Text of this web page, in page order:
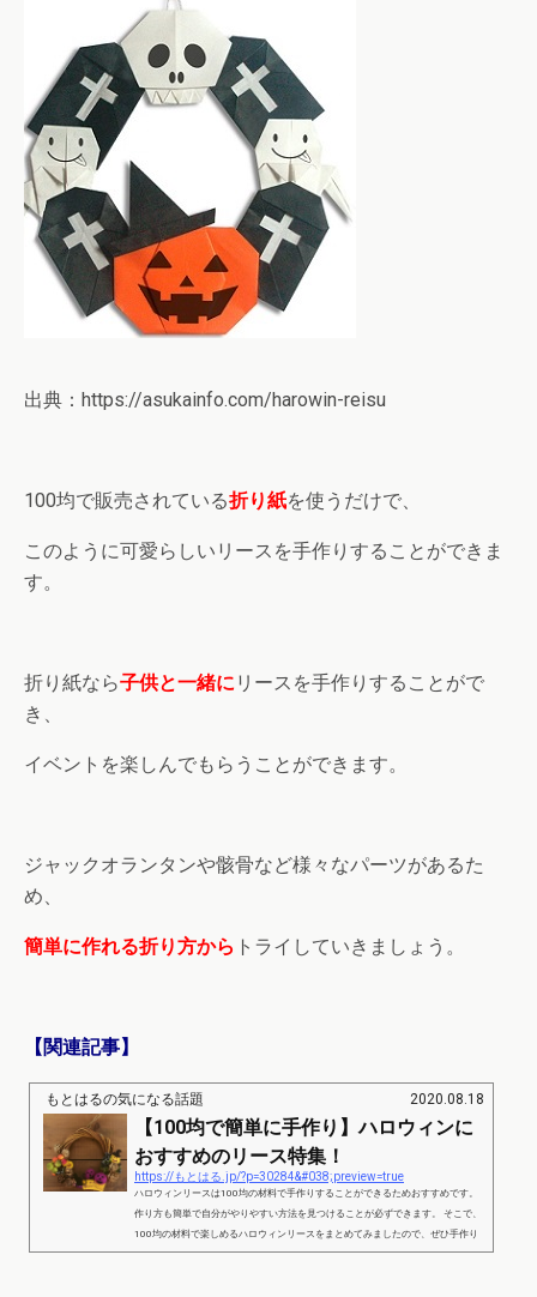
出典：https://asukainfo.com/harowin-reisu
100均で販売されている折り紙を使うだけで、
このように可愛らしいリースを手作りすることができま
す。
折り紙なら子供と一緒に リースを手作りすることがで
き、
イベントを楽しんでもらうことができます。
ジャックオランタンや骸骨など様々なパーツがあるた
め、
簡単に作れる折り方から トライしていきましょう。
【関連記事】
もとはるの気になる話題 2020.08.18
【100均で簡単に手作り】ハロウィンに
おすすめのリース特集！
https://もとはる.jp/?p=30284&#038;preview=true
ハロウィンリースは100均の材料で手作りすることができるためおすすめです。
作り方も簡単で自分がやりやすい方法を見つけることが必ずできます。 そこで、
100均の材料で楽しめるハロウィンリースをまとめてみましたので、ぜひ手作り
してみてください。 【100均で簡単に手作り】ハロウィンにおすすめのリース特